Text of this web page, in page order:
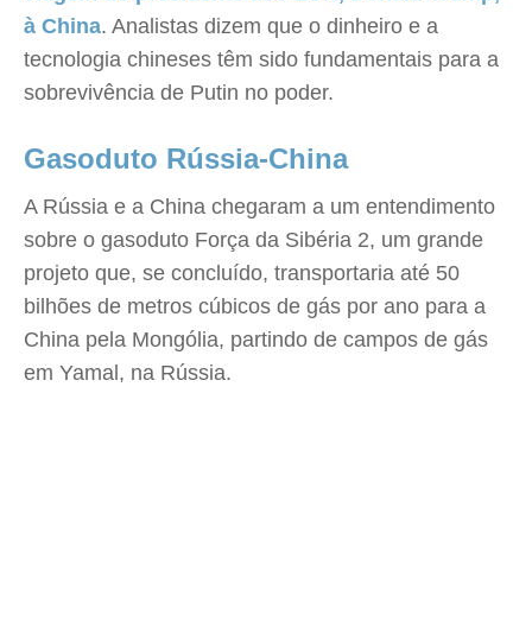
à China. Analistas dizem que o dinheiro e a
tecnologia chineses têm sido fundamentais para a
sobrevivência de Putin no poder.
Gasoduto Rússia-China
A Rússia e a China chegaram a um entendimento
sobre o gasoduto Força da Sibéria 2, um grande
projeto que, se concluído, transportaria até 50
bilhões de metros cúbicos de gás por ano para a
China pela Mongólia, partindo de campos de gás
em Yamal, na Rússia.